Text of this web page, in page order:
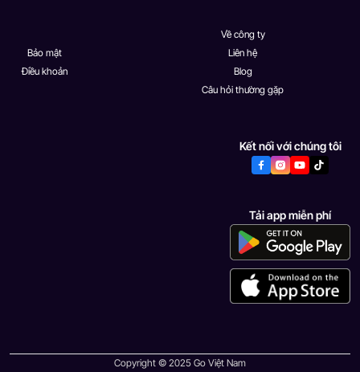
Bảo mật
Điều khoản
Về công ty
Liên hệ
Blog
Câu hỏi thường gặp
Kết nối với chúng tôi
Tải app miễn phí
Copyright © 2025 Go Việt Nam